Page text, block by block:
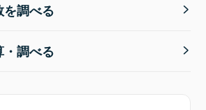
調べる
調べる